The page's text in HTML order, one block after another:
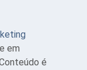
em
é